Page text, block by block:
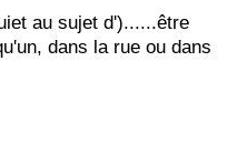
au sujet d')......être
dans la rue ou dans